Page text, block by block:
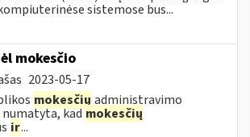
sistemose bus...
mokesčio
2023-05-17
mokesčių administravimo
kadmokesčių
ir...